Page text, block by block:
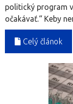
politický program
očakávať.“ Keby
Celý článok